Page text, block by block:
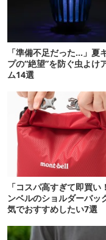
「準備不足だった…」夏
プの“絶望”を防ぐ虫よけ
ム14選
「コスパ高すぎて即買い
ンベルのショルダーバッ
気でおすすめしたい7選